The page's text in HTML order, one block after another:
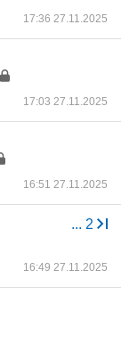
17:36 27.11.2025
17:03 27.11.2025
16:51 27.11.2025
... 2
16:49 27.11.2025